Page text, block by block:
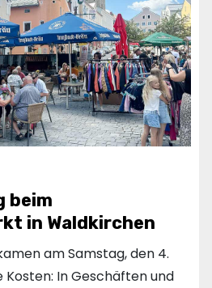
beim
in Waldkirchen
am Samstag, den 4.
Kosten: In Geschäften und